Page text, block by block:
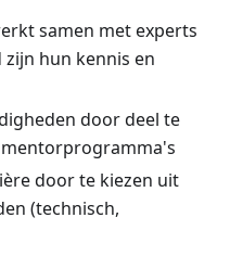
samen met experts
hun kennis en
door deel te
door te kiezen uit
(technisch,